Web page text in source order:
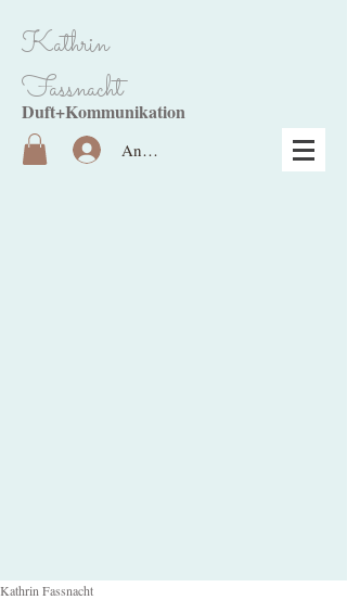
Kathrin
Fassnacht
Duft+Kommunikation
Anmelden
Kathrin Fassnacht